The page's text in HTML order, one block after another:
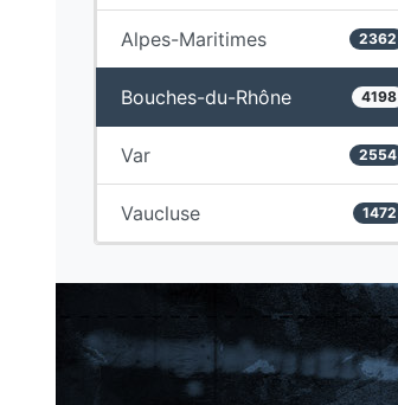
Alpes-Maritimes 2362
Bouches-du-Rhône 4198
Var 2554
Vaucluse 1472